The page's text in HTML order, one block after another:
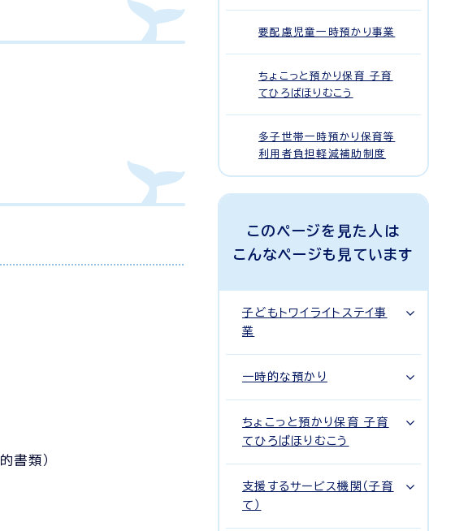
書類）
要配慮児童一時預かり事業
ちょこっと預かり保育 子育
てひろばほりむこう
多子世帯一時預かり保育等
利用者負担軽減補助制度
このページを見た人は
こんなページも見ています
子どもトワイライトステイ事
業
一時的な預かり
ちょこっと預かり保育 子育
てひろばほりむこう
支援するサービス機関（子育
て）